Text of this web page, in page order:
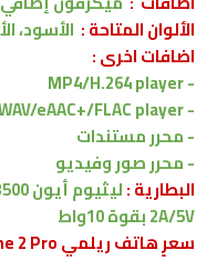
الألوان المتاحة : الأسود،
اضافات اخرى :
-
MP4/H.264 player
-
eAAC+/FLAC player
-محرر مستندات
-محرر صور وفيديو
البطارية :ليثيوم أيون0 ميلي أمبير
2A/5V بقوة 10واط
سعرٍ هاتف ريلمي Realme 2 Pro :